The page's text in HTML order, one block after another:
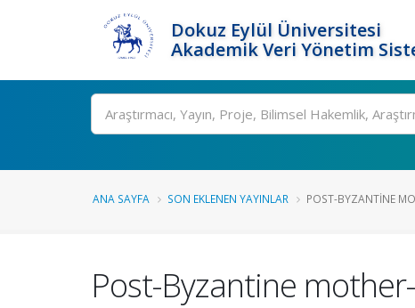
Dokuz Eylül Üniversitesi
Akademik Veri Yönetim
Ara
ANA SAYFA SON EKLENEN YAYINLAR POST-BYZANTINE
Post-Byzantine